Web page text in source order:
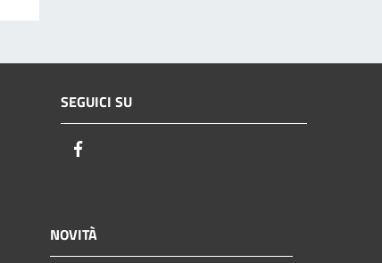
SEGUICI SU
NOVITÀ